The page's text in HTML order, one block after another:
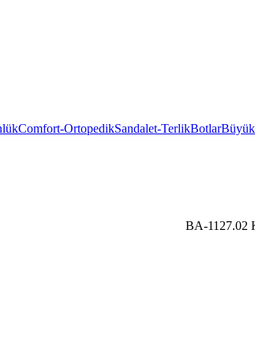
Comfort-OrtopedikSandalet-TerlikBotlar
BA-